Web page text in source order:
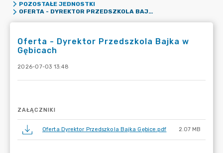
POZOSTAŁE JEDNOSTKI
OFERTA - DYREKTOR PRZEDSZKOLA BAJKA W GĘBICACH
Oferta - Dyrektor Przedszkola Bajka w
Gębicach
2026-07-03 13:48
ZAŁĄCZNIKI
Oferta Dyrektor Przedszkola Bajka Gębice.pdf 2.07 MB